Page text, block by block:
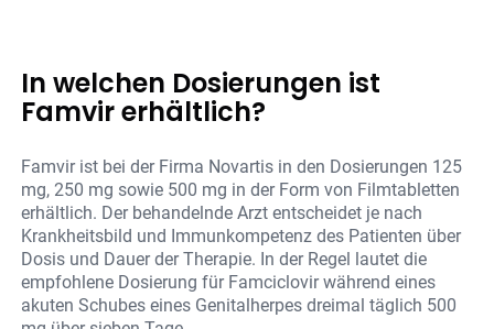
In welchen Dosierungen ist
Famvir erhältlich?
Famvir ist bei der Firma Novartis in den Dosierungen 125
mg, 250 mg sowie 500 mg in der Form von Filmtabletten
erhältlich. Der behandelnde Arzt entscheidet je nach
Krankheitsbild und Immunkompetenz des Patienten über
Dosis und Dauer der Therapie. In der Regel lautet die
empfohlene Dosierung für Famciclovir während eines
akuten Schubes eines Genitalherpes dreimal täglich 500